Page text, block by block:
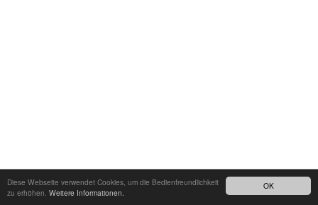
OK
Diese Webseite verwendet Cookies, um die Bedienfreundlichkeit
zu erhöhen. Weitere Informationen.